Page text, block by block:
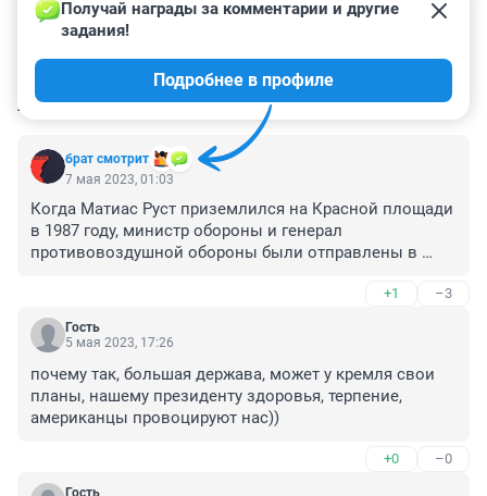
КОММЕНТАРИИ 96
брат смотрит
Получай награды за комментарии и другие
задания!
Подробнее в профиле
7 мая 2023, 01:03
Когда Матиас Руст приземлился на Красной площади
в 1987 году, министр обороны и генерал
противовоздушной обороны были отправлены в
Песков что-то говорит, как в 1999 году говорили что-
то и никогда толком не объясняли, что произошло.
Никаких последствий, никакой ответственности. Все
+1 –3
Гость
5 мая 2023, 17:26
почему так, большая держава, может у кремля свои
планы, нашему президенту здоровья, терпение,
американцы провоцируют нас))
+0 –0
Гость